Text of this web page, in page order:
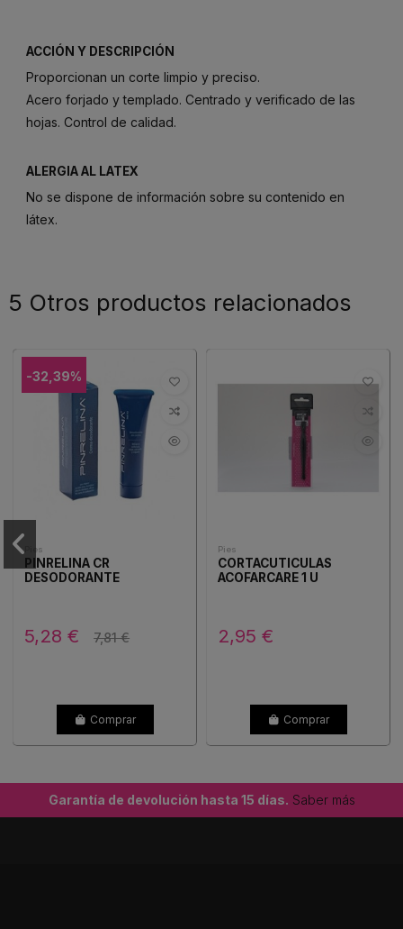
ACCIÓN Y DESCRIPCIÓN
Proporcionan un corte limpio y preciso.
Acero forjado y templado. Centrado y verificado de las
hojas. Control de calidad.
ALERGIA AL LATEX
No se dispone de información sobre su contenido en
látex.
5 Otros productos relacionados
-32,39%
Pies
PINRELINA CR
DESODORANTE
5,28 € 7,81 €
Comprar
Pies
CORTACUTICULAS
ACOFARCARE 1 U
2,95 €
Comprar
Garantía de devolución hasta 15 días. Saber más